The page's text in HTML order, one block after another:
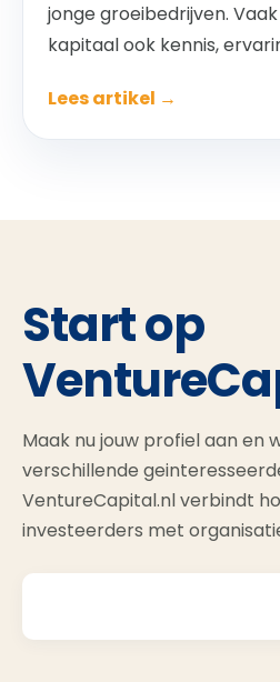
jonge groeibedrijven.
kapitaal ook kennis,
Lees artikel →
Start op
Maak nu jouw profiel aan en
verschillende
VentureCapital.nl verbindt
investeerders met